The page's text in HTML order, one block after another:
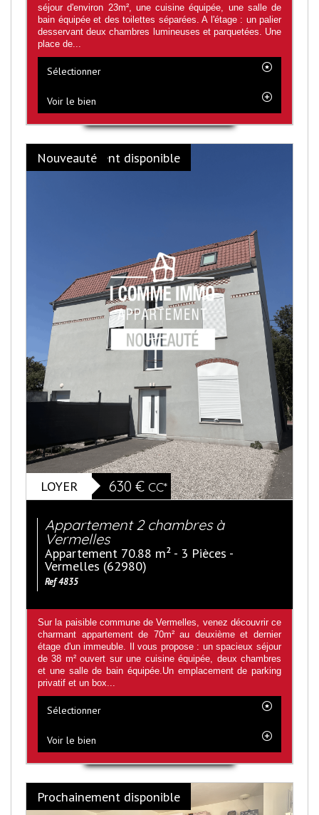
séjour d'environ 23m², une cuisine équipée, une salle de
bain équipée et des toilettes séparées. A l'étage : un palier
desservant deux chambres lumineuses et parquetées. Une
place de...
Sélectionner
Voir le bien
Prochainement disponible
Nouveauté
LOYER 630 € CC*
Appartement 2 chambres à
Vermelles
Appartement 70.88 m² - 3 Pièces -
Vermelles (62980)
Ref 4835
Sur la paisible commune de Vermelles, venez découvrir ce
charmant appartement de 70m² au deuxième et dernier
étage d'un immeuble. Il vous propose : un spacieux séjour
de 38 m² ouvert sur une cuisine équipée, deux chambres
et une salle de bain équipée.Un emplacement de parking
privatif et un box...
Sélectionner
Voir le bien
Prochainement disponible